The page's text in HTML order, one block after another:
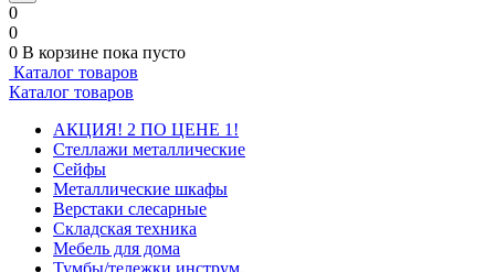
0
0
0 В корзине пока пусто
Каталог товаров
Каталог товаров
АКЦИЯ! 2 ПО ЦЕНЕ 1!
Стеллажи металлические
Сейфы
Металлические шкафы
Верстаки слесарные
Складская техника
Мебель для дома
Тумбы/тележки инструм.